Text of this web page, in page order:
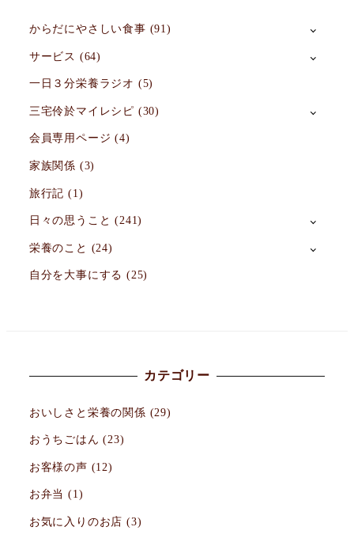
からだにやさしい食事 (91)
サービス (64)
一日３分栄養ラジオ (5)
三宅伶於マイレシピ (30)
会員専用ページ (4)
家族関係 (3)
旅行記 (1)
日々の思うこと (241)
栄養のこと (24)
自分を大事にする (25)
カテゴリー
おいしさと栄養の関係 (29)
おうちごはん (23)
お客様の声 (12)
お弁当 (1)
お気に入りのお店 (3)